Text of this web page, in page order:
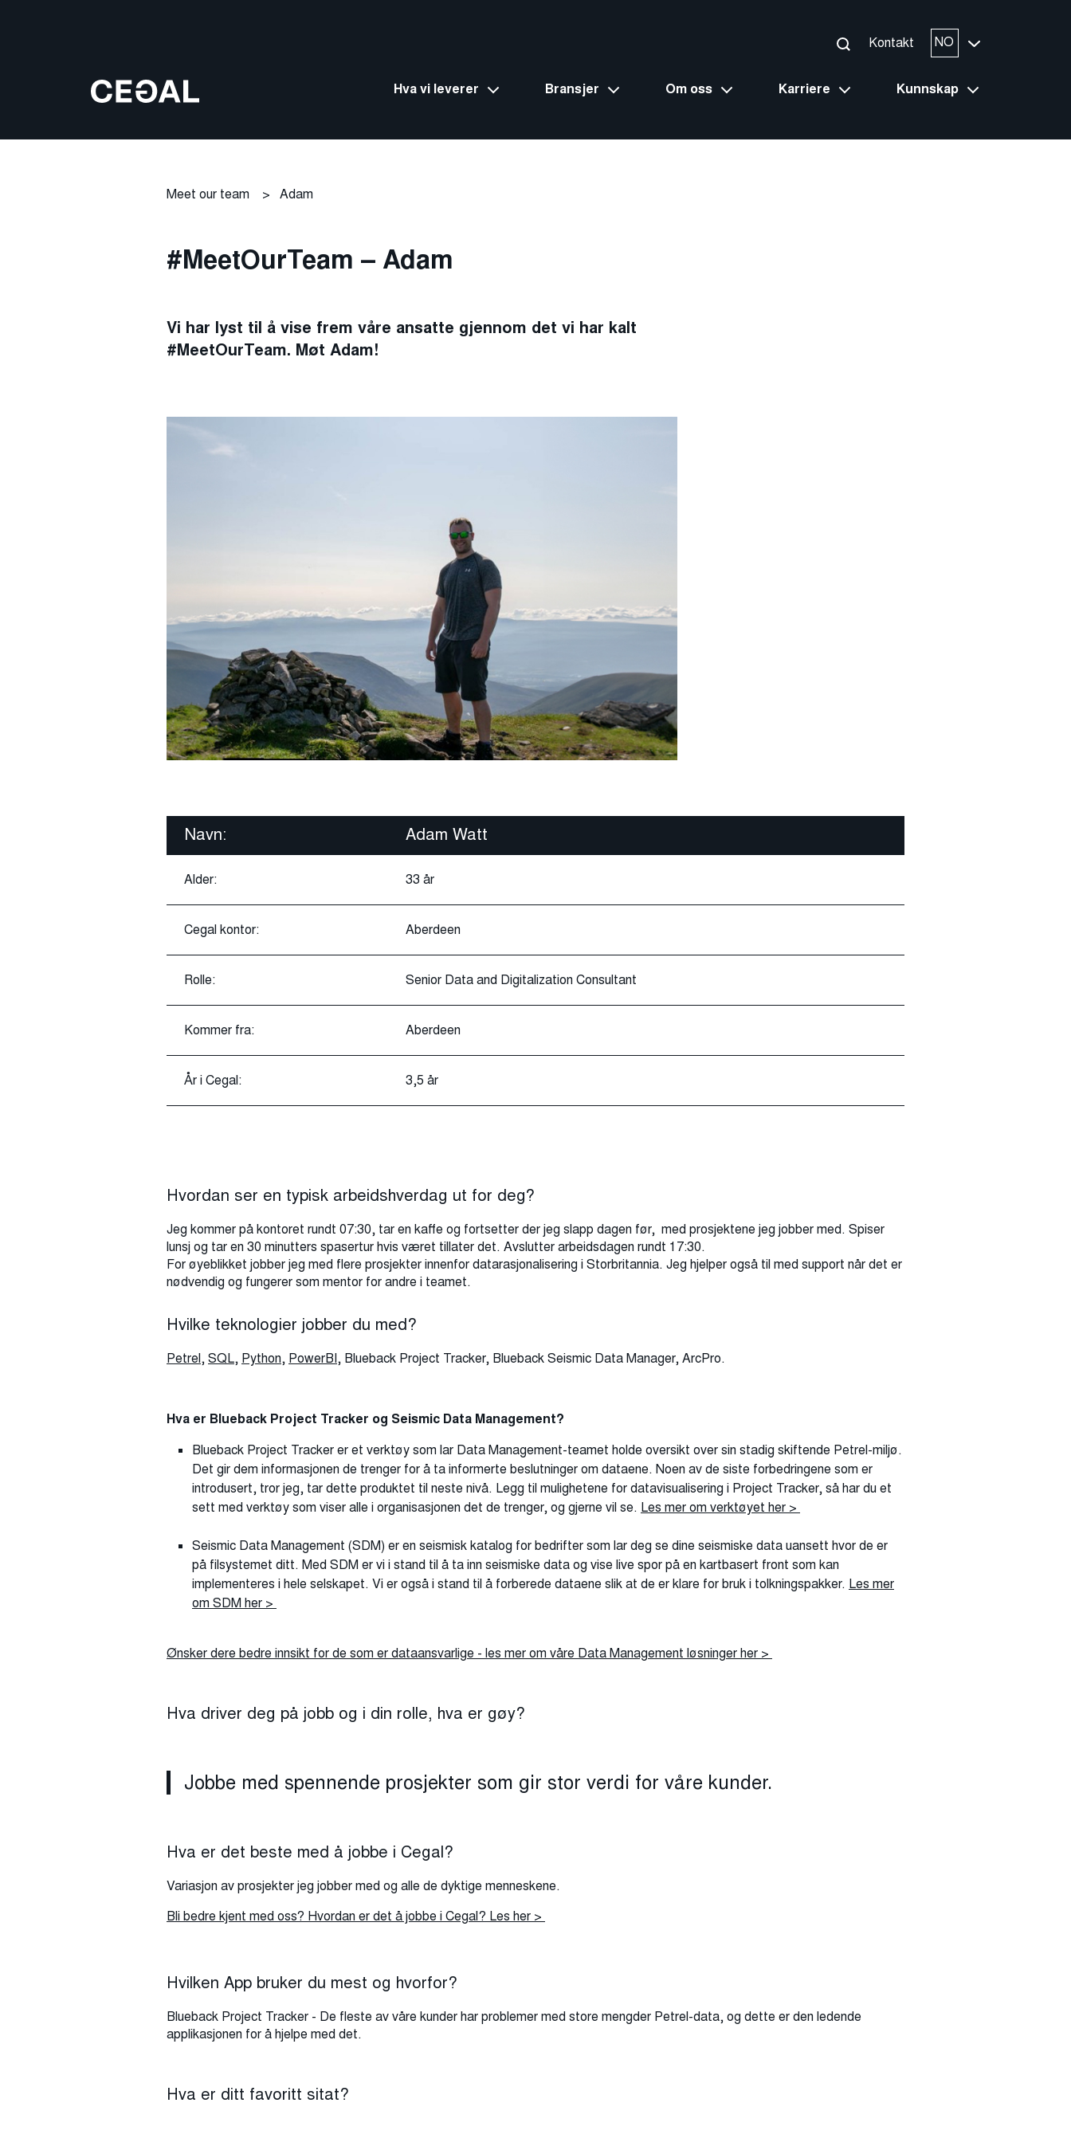
Kontakt NO
Hva vi leverer Bransjer Om oss Karriere Kunnskap
Meet our team > Adam
#MeetOurTeam – Adam
Vi har lyst til å vise frem våre ansatte gjennom det vi har kalt
#MeetOurTeam. Møt Adam!
Navn:
Alder:
Cegal kontor:
Rolle:
Kommer fra:
År i Cegal:
Adam Watt
33 år
Aberdeen
Senior Data and Digitalization Consultant
Aberdeen
3,5 år
Hvordan ser en typisk arbeidshverdag ut for deg?
Jeg kommer på kontoret rundt 07:30, tar en kaffe og fortsetter der jeg slapp dagen før, med prosjektene jeg jobber med. Spiser
lunsj og tar en 30 minutters spasertur hvis været tillater det. Avslutter arbeidsdagen rundt 17:30.
For øyeblikket jobber jeg med flere prosjekter innenfor datarasjonalisering i Storbritannia. Jeg hjelper også til med support når det er
nødvendig og fungerer som mentor for andre i teamet.
Hvilke teknologier jobber du med?
Petrel,SQL, Python, PowerBI, Blueback Project Tracker, Blueback Seismic Data Manager, ArcPro.
Hva er Blueback Project Tracker og Seismic Data Management?
Blueback Project Tracker er et verktøy som lar Data Management-teamet holde oversikt over sin stadig skiftende Petrel-miljø.
Det gir dem informasjonen de trenger for å ta informerte beslutninger om dataene. Noen av de siste forbedringene som er
introdusert, tror jeg, tar dette produktet til neste nivå. Legg til mulighetene for datavisualisering i Project Tracker, så har du et
sett med verktøy som viser alle i organisasjonen det de trenger, og gjerne vil se. Les mer om verktøyet her >
Seismic Data Management (SDM) er en seismisk katalog for bedrifter som lar deg se dine seismiske data uansett hvor de er
på filsystemet ditt. Med SDM er vi i stand til å ta inn seismiske data og vise live spor på en kartbasert front som kan
implementeres i hele selskapet. Vi er også i stand til å forberede dataene slik at de er klare for bruk i tolkningspakker. Les mer
om SDM her >
Ønsker dere bedre innsikt for de som er dataansvarlige - les mer om våre Data Management løsninger her >
Hva driver deg på jobb og i din rolle, hva er gøy?
Jobbe med spennende prosjekter som gir stor verdi for våre kunder.
Hva er det beste med å jobbe i Cegal?
Variasjon av prosjekter jeg jobber med og alle de dyktige menneskene.
Bli bedre kjent med oss? Hvordan er det å jobbe i Cegal? Les her >
Hvilken App bruker du mest og hvorfor?
Blueback Project Tracker - De fleste av våre kunder har problemer med store mengder Petrel-data, og dette er den ledende
applikasjonen for å hjelpe med det.
Hva er ditt favoritt sitat?